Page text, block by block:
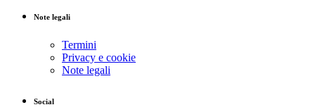
Note legali
Termini
Privacy e cookie
Note legali
Social